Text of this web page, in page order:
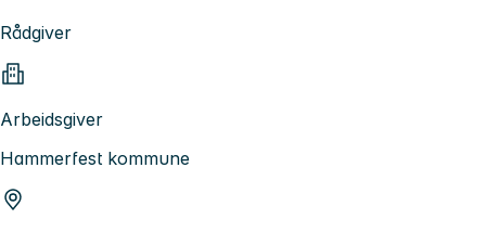
Rådgiver
Arbeidsgiver
Hammerfest kommune